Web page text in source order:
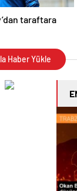
taraftara
Haber Yükle